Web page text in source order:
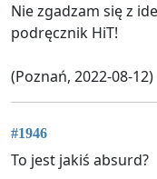
Nie zgadzam się z
podręcznik HiT!
(Poznań, 2022-08-12)
#1946
To jest jakiś absurd?